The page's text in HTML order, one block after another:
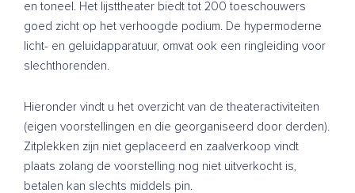
en toneel. Het lijsttheater biedt tot 200 toeschouwers
goed zicht op het verhoogde podium. De hypermoderne
licht- en geluidapparatuur, omvat ook een ringleiding voor
slechthorenden.
Hieronder vindt u het overzicht van de theateractiviteiten
(eigen voorstellingen en die georganiseerd door derden).
Zitplekken zijn niet geplaceerd en zaalverkoop vindt
plaats zolang de voorstelling nog niet uitverkocht is,
betalen kan slechts middels pin.